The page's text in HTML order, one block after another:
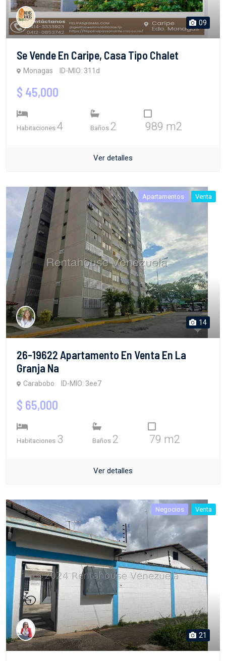
09
Se Vende En Caripe, Casa Tipo Chalet
Monagas ID-MIO: 311d
$ 45,000
Habitaciones 4 Baños 2 989 m2
Ver detalles
Apartamentos Venta
14
26-19622 Apartamento En Venta En La
Granja Na
Carabobo ID-MIO: 3ee7
$ 65,000
Habitaciones 3 Baños 2 79 m2
Ver detalles
Negocios Venta
21